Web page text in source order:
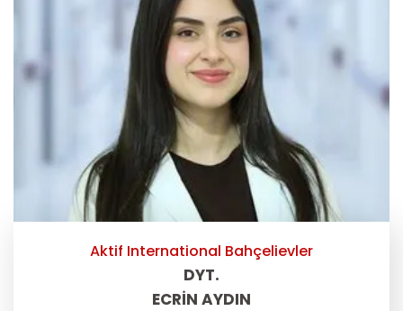
Aktif International Bahçelievler
DYT.
ECRIN AYDIN